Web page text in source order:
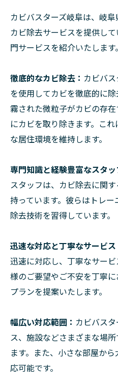
カビバスターズ岐阜は、岐
カビ除去サービスを提供し
門サービスを紹介いたします。
徹底的なカビ除去： カビバ
を使用してカビを徹底的に
霧された微粒子がカビの存
にカビを取り除きます。こ
な居住環境を維持します。
専門知識と経験豊富なスタッ
スタッフは、カビ除去に関
持っています。彼らはトレ
除去技術を習得しています。
迅速な対応と丁寧なサービス
迅速に対応し、丁寧なサー
様のご要望やご不安を丁寧
プランを提案いたします。
幅広い対応範囲： カビバス
ス、施設などさまざまな場
ます。また、小さな部屋か
応可能です。